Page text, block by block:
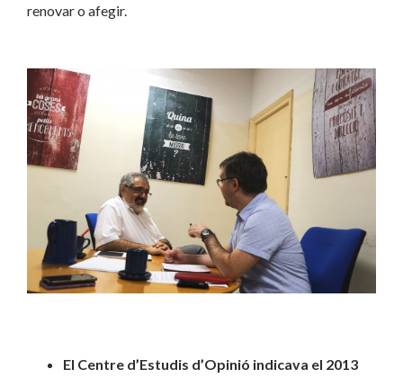
renovar o afegir.
El Centre d’Estudis d’Opinió indicava el 2013